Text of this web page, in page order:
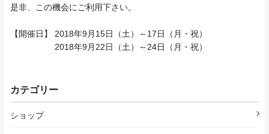
是非、この機会にご利用下さい。
【開催日】 2018年9月15日（土）～17日（月・祝）
2018年9月22日（土）～24日（月・祝）
カテゴリー
ショップ